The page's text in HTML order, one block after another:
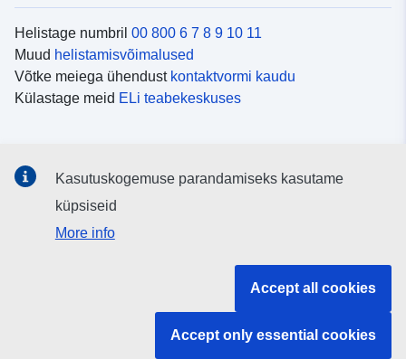
Helistage numbril 00 800 6 7 8 9 10 11
Muud helistamisvõimalused
Võtke meiega ühendust kontaktvormi kaudu
Külastage meid ELi teabekeskuses
Otsige ELi teavet
ELi institutsioonid ja asutused
Kasutuskogemuse parandamiseks kasutame
küpsiseid
More info
Accept all cookies
Accept only essential cookies